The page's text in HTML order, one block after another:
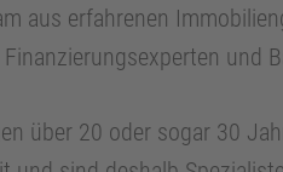
aus erfahrenen
und
über 20 oder sogar 30